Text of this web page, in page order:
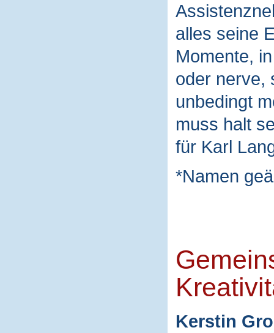
alles seine
Momente,
oder nerve,
unbedingt
muss halt
für Karl
*Namen
Kerstin